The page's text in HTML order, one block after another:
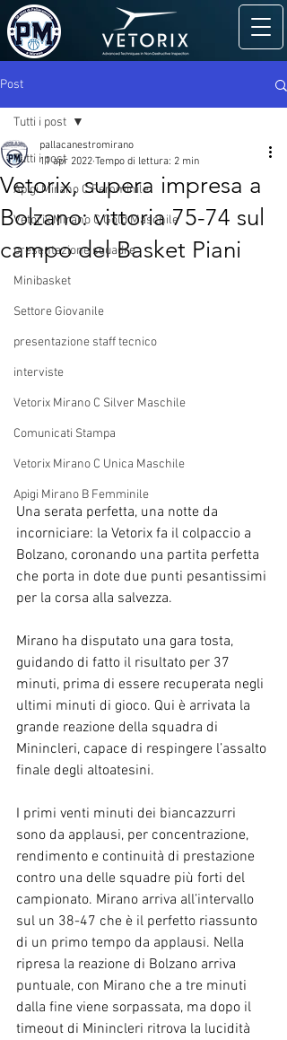
Post
Tutti i post
Apigi Mirano C Femminile
Vetorix Mirano C Gold Maschile
presentazione squadre
Minibasket
Settore Giovanile
presentazione staff tecnico
interviste
Vetorix Mirano C Silver Maschile
Comunicati Stampa
Vetorix Mirano C Unica Maschile
Apigi Mirano B Femminile
Tutti i post
Vetorix, supera impresa a
Bolzano: vittoria 75-74 sul
campo del Basket Piani
pallacanestromirano
11 apr 2022 Tempo di lettura: 2 min
Una serata perfetta, una notte da
incorniciare: la Vetorix fa il colpaccio a
Bolzano, coronando una partita perfetta
che porta in dote due punti pesantissimi
per la corsa alla salvezza.
Mirano ha disputato una gara tosta,
guidando di fatto il risultato per 37
minuti, prima di essere recuperata negli
ultimi minuti di gioco. Qui è arrivata la
grande reazione della squadra di
Minincleri, capace di respingere l’assalto
finale degli altoatesini.
I primi venti minuti dei biancazzurri
sono da applausi, per concentrazione,
rendimento e continuità di prestazione
contro una delle squadre più forti del
campionato. Mirano arriva all’intervallo
sul un 38-47 che è il perfetto riassunto
di un primo tempo da applausi. Nella
ripresa la reazione di Bolzano arriva
puntuale, con Mirano che a tre minuti
dalla fine viene sorpassata, ma dopo il
timeout di Minincleri ritrova la lucidità